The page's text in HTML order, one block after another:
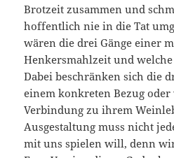
Brotzeit zusammen und
hoffentlich nie in die Tat
wären die drei Gänge einer
Henkersmahlzeit und welche
Dabei beschränken sich die
einem konkreten Bezug
Verbindung zu ihrem
Ausgestaltung muss nicht
mit uns spielen will, denn